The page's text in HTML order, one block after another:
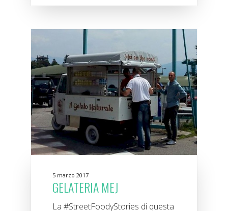
5 marzo 2017
GELATERIA MEJ
La #StreetFoodyStories di questa